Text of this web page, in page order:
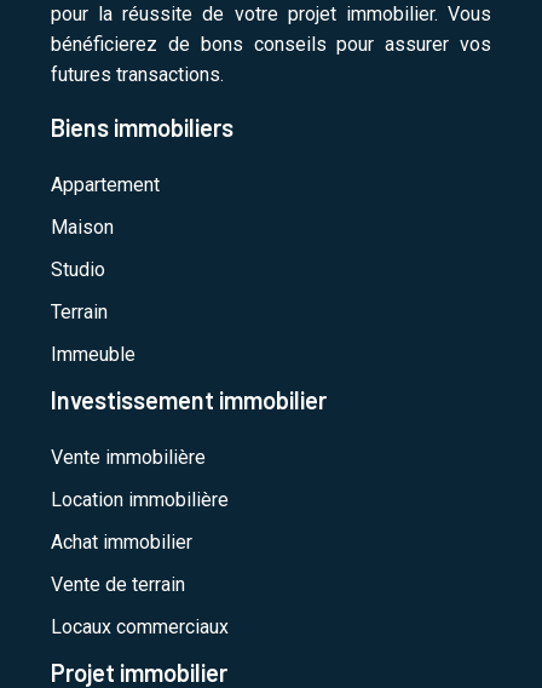
pour la réussite de votre projet immobilier. Vous
bénéficierez de bons conseils pour assurer vos
futures transactions.
Biens immobiliers
Appartement
Maison
Studio
Terrain
Immeuble
Investissement immobilier
Vente immobilière
Location immobilière
Achat immobilier
Vente de terrain
Locaux commerciaux
Projet immobilier